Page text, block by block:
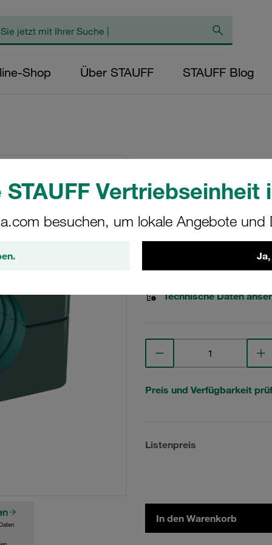
Vertriebseinheit
besuchen, um lokale Angebote und
Shop Über STAUFF STAUFF Blog
Schellenkörper
Baureihe
DIN 3015
Technische Daten
Preis und Verfügbarkeit
Listenpreis
In den Warenkorb